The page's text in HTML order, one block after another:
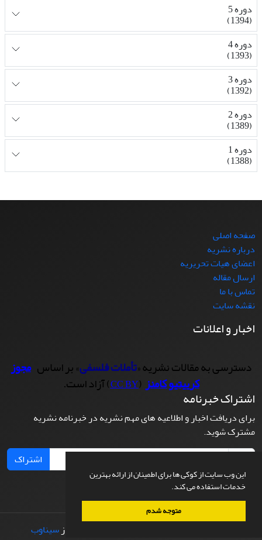
این وب سایت از کوکی ها برای اطمینان از ارائه بهترین
خدمات استفاده می کند.
متوجه شدم
دوره 5
(1394)
دوره 4
(1393)
دوره 3
(1392)
دوره 2
(1389)
دوره 1
(1388)
صفحه اصلی
درباره نشریه
اعضای هیات تحریریه
ارسال مقاله
تماس با ما
نقشه سایت
اخبار و اعلانات
دسترسی به مقالات نشریه «تأملات فلسفی» بر اساس مجوز
کرییتیو کامنز(
CC BY) آزاد است.
اشتراک خبرنامه
برای دریافت اخبار و اطلاعیه های مهم نشریه در خبرنامه نشریه
مشترک شوید.
اشتراک
طراحی و پیاده سازی ازسیناوب